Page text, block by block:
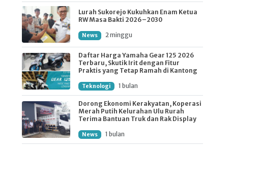
Lurah Sukorejo Kukuhkan Enam Ketua
RW Masa Bakti 2026–2030
News 2 minggu
Daftar Harga Yamaha Gear 125 2026
Terbaru, Skutik Irit dengan Fitur
Praktis yang Tetap Ramah di Kantong
Teknologi 1 bulan
Dorong Ekonomi Kerakyatan, Koperasi
Merah Putih Kelurahan Ulu Rurah
Terima Bantuan Truk dan Rak Display
News 1 bulan